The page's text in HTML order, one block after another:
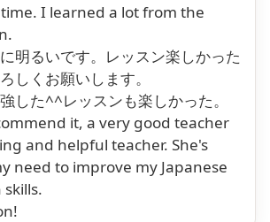
I learned a lot from the
明るいです。レッスン楽しかった
しくお願いします。
した^^レッスンも楽しかった。
it, a very good teacher
and helpful teacher. She's
need to improve my Japanese